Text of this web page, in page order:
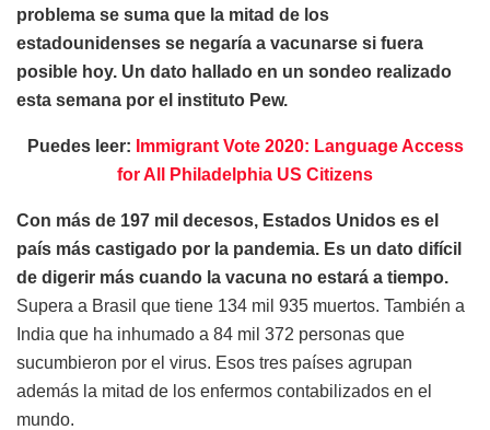
problema se suma que la mitad de los
estadounidenses se negaría a vacunarse si fuera
posible hoy. Un dato hallado en un sondeo realizado
esta semana por el instituto Pew.
Puedes leer: Immigrant Vote 2020: Language Access
for All Philadelphia US Citizens
Con más de 197 mil decesos, Estados Unidos es el
país más castigado por la pandemia. Es un dato difícil
de digerir más cuando la vacuna no estará a tiempo.
Supera a Brasil que tiene 134 mil 935 muertos. También a
India que ha inhumado a 84 mil 372 personas que
sucumbieron por el virus. Esos tres países agrupan
además la mitad de los enfermos contabilizados en el
mundo.